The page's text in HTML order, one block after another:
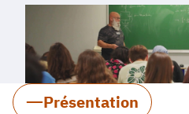
Présentation